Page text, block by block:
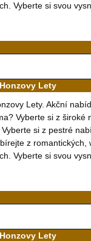
Vyberte si svou
Lety
Lety. Akční
Vyberte si z
si z pestré
z romantických,
Vyberte si svou
Lety